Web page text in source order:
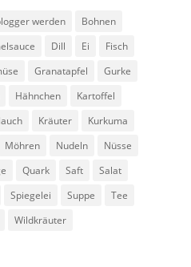
werden
Bohnen
Dill Ei
Fisch
Granatapfel
Gurke
Hähnchen
Kartoffel
Kräuter
Kurkuma
Möhren Nudeln
Nüsse
Quark Saft
Salat
Spiegelei Suppe
Tee
Wildkräuter